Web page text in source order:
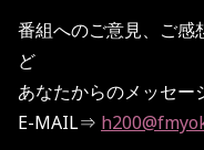
番組へのご意見、ご感
ど
あなたからのメッセー
E-MAIL⇒